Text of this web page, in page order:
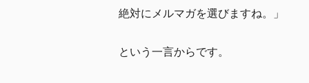
絶対にメルマガを選びますね。」
という一言からです。